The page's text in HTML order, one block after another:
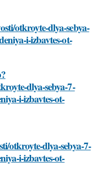
otkroyte-dlya-sebya-
i-izbavtes-ot-
dlya-sebya-7-
i-izbavtes-ot-
otkroyte-dlya-sebya-7-
i-izbavtes-ot-